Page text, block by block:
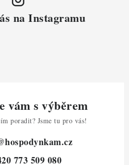
na Instagramu
vám s výběrem
poradit? Jsme tu pro vás!
hospodynkam.cz
773 509 080